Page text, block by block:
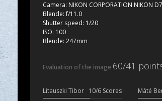
Camera: NIKON CORPORATION NIKON
Blende:f/11.0
Shutter speed: 1/20
ISO: 100
Blende: 247mm
Evaluation of the image 60/41
Litauszki Tibor 10/6 Scores Máté